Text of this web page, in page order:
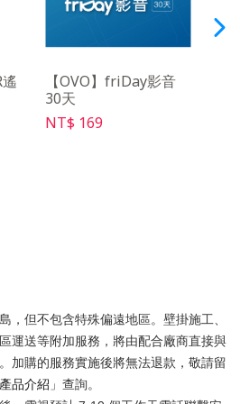
【OVO】friDay影音
30天
NT$ 169
，但不包含特殊偏遠地區。壁掛施工、
運送等附加服務，將由配合廠商直接與
加購的服務實施後將無法退款，敬請留
產品介紹 」查詢。